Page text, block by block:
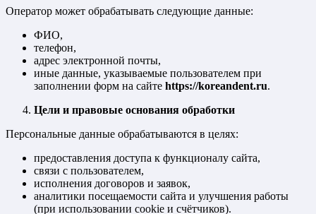
Оператор может обрабатывать следующие данные:
ФИО,
телефон,
адрес электронной почты,
иные данные, указываемые пользователем при
заполнении форм на сайте https://koreandent.ru.
Цели и правовые основания обработки
Персональные данные обрабатываются в целях:
предоставления доступа к функционалу сайта,
связи с пользователем,
исполнения договоров и заявок,
аналитики посещаемости сайта и улучшения работы
(при использовании cookie и счётчиков).